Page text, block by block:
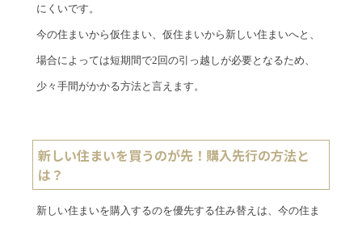
にくいです。
今の住まいから仮住まい、仮住まいから新しい住まいへと、
場合によっては短期間で2回の引っ越しが必要となるため、
少々手間がかかる方法と言えます。
新しい住まいを買うのが先！購入先行の方法と
は？
新しい住まいを購入するのを優先する住み替えは、今の住ま